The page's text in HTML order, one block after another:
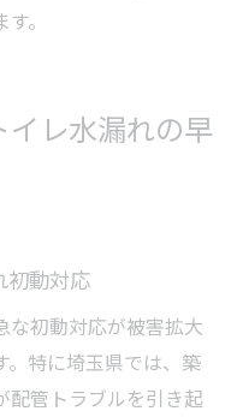
。
レ水漏れの早
初動対応
な初動対応が被害拡大
。特に埼玉県では、築
配管トラブルを引き起